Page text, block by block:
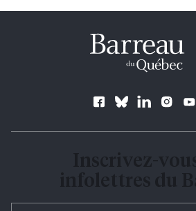
Follow us